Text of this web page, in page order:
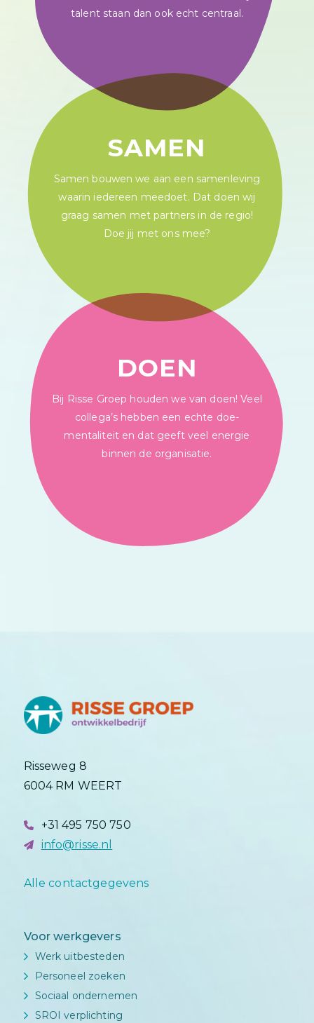
talent staan dan ook echt centraal.
SAMEN
Samen bouwen we aan een samenleving
waarin iedereen meedoet. Dat doen wij
graag samen met partners in de regio!
Doe jij met ons mee?
DOEN
Bij Risse Groep houden we van doen! Veel
collega’s hebben een echte doe-
mentaliteit en dat geeft veel energie
binnen de organisatie.
Risseweg 8
6004 RM WEERT
+31 495 750 750
info@risse.nl
Alle contactgegevens
Voor werkgevers
Werk uitbesteden
Personeel zoeken
Sociaal ondernemen
SROI verplichting